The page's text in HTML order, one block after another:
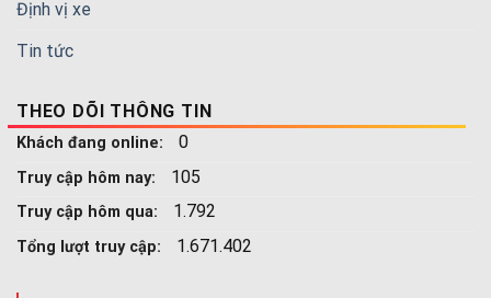
Định vị xe
Tin tức
THEO DÕI THÔNG TIN
Khách đang online: 0
Truy cập hôm nay: 105
Truy cập hôm qua: 1.792
Tổng lượt truy cập: 1.671.402